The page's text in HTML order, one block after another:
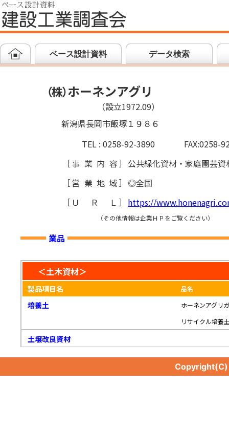
ベース設計資料 データ検索
（株）ホーネンアグリ
（設立1972.09）
新潟県長岡市飯塚１９８６
TEL : 0258-92-3890
FAX:0258-
［事業内容］ 公共緑化資材・家庭園芸
［ 営業地域］ ◎全国
［ ＵＲＬ ］ https://
（その他情報は企業ＨＰをご覧ください）
業品
＜土木資材＞
製品項目名 品名
培養土
ホーネンアグリ
リサイクル培養
土壌改良資材